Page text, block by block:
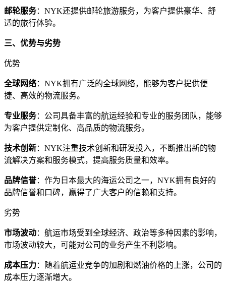
邮轮服务：NYK还提供邮轮旅游服务，为客户提供豪华、舒
适的旅行体验。
三、优势与劣势
优势
全球网络：NYK拥有广泛的全球网络，能够为客户提供便
捷、高效的物流服务。
专业服务：公司具备丰富的航运经验和专业的服务团队，能够
为客户提供定制化、高品质的物流服务。
技术创新：NYK注重技术创新和研发投入，不断推出新的物
流解决方案和服务模式，提高服务质量和效率。
品牌信誉：作为日本最大的海运公司之一，NYK拥有良好的
品牌信誉和口碑，赢得了广大客户的信赖和支持。
劣势
市场波动：航运市场受到全球经济、政治等多种因素的影响，
市场波动较大，可能对公司的业务产生不利影响。
成本压力：随着航运业竞争的加剧和燃油价格的上涨，公司的
成本压力逐渐增大。